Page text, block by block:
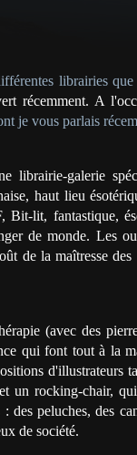
librairies que
récemment. A
je vous parlais
librairie-galerie
haut lieu
Bit-lit, fantastique,
de monde. Les
de la maîtresse
(avec des
qui font tout à la
d'illustrateurs
un rocking-chair,
des peluches, des
de société.